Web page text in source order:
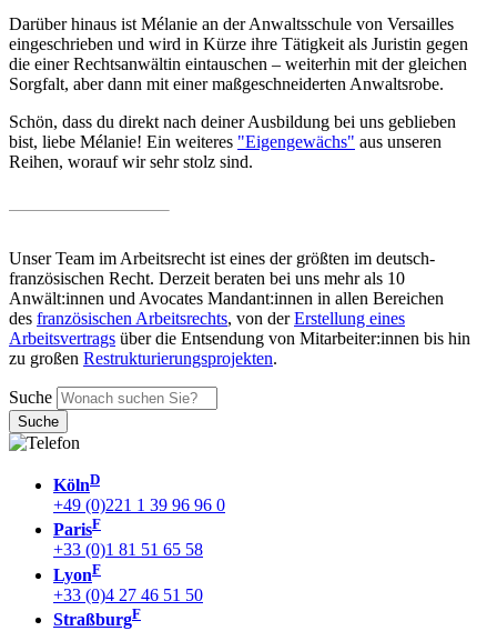
Darüber hinaus ist Mélanie an der Anwaltsschule von Versailles
eingeschrieben und wird in Kürze ihre Tätigkeit als Juristin gegen
die einer Rechtsanwältin eintauschen – weiterhin mit der gleichen
Sorgfalt, aber dann mit einer maßgeschneiderten Anwaltsrobe.
Schön, dass du direkt nach deiner Ausbildung bei uns geblieben
bist, liebe Mélanie! Ein weiteres "Eigengewächs" aus unseren
Reihen, worauf wir sehr stolz sind.
Unser Team im Arbeitsrecht ist eines der größten im deutsch-
französischen Recht. Derzeit beraten bei uns mehr als 10
Anwält:innen und Avocates Mandant:innen in allen Bereichen
des französischen Arbeitsrechts, von derErstellung eines
Arbeitsvertrags über die Entsendung von Mitarbeiter:innen bis hin
zu großen Restrukturierungsprojekten.
Suche
KölnD
+49 (0)221 1 39 96 96 0
ParisF
+33 (0)1 81 51 65 58
LyonF
+33 (0)4 27 46 51 50
StraßburgF